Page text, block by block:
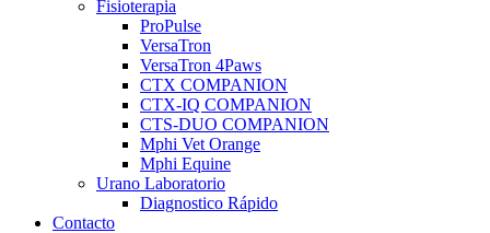
Fisioterapia
ProPulse
VersaTron
VersaTron 4Paws
CTX COMPANION
CTX-IQ COMPANION
CTS-DUO COMPANION
Mphi Vet Orange
Mphi Equine
Urano Laboratorio
Diagnostico Rápido
Contacto